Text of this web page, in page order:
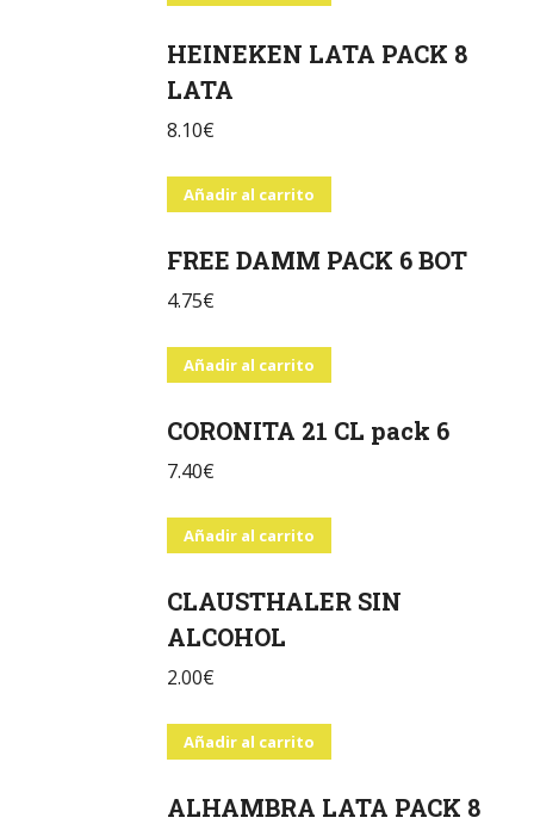
HEINEKEN LATA PACK 8
LATA
8.10€
Añadir al carrito
FREE DAMM PACK 6 BOT
4.75€
Añadir al carrito
CORONITA 21 CL pack 6
7.40€
Añadir al carrito
CLAUSTHALER SIN
ALCOHOL
2.00€
Añadir al carrito
ALHAMBRA LATA PACK 8